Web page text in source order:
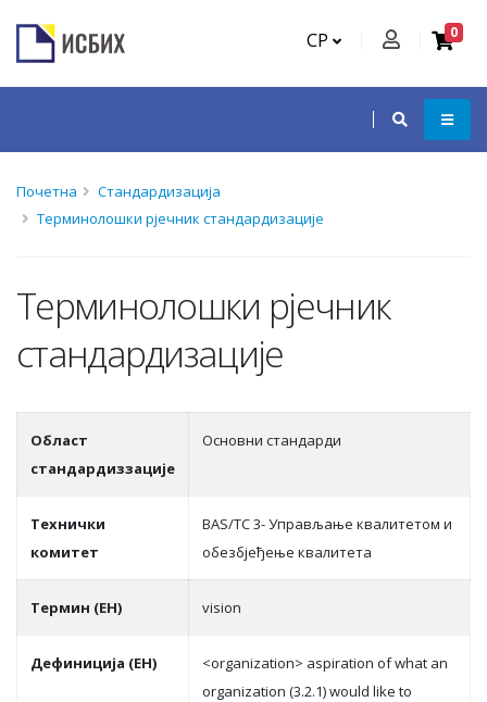
СР 0
Почетна
Стандардизација
Терминолошки рјечник стандардизације
Терминолошки рјечник
стандардизације
Област
стандардиззације
Основни стандарди
Teхнички
комитет
BAS/TC 3- Управљање квалитетом и
обезбјеђење квалитета
Термин (ЕН) vision
Дефиниција (ЕН)
<organization> aspiration of what an
organization (3.2.1) would like to